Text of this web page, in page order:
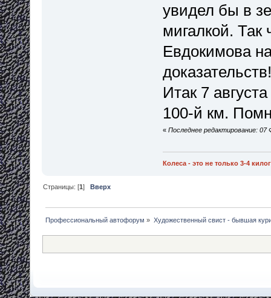
увидел бы в
мигалкой. Так
Евдокимова
доказательств!
Итак 7
100-й км.
« Последнее редактирование: 07
Колеса - это не только 3-4
Страницы: [1]Вверх
Профессиональный автофорум » Художественный свист - бывшая